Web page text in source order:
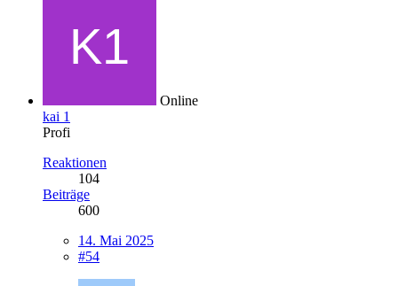
Online
kai 1
Profi
Reaktionen
104
Beiträge
600
14. Mai 2025
#54